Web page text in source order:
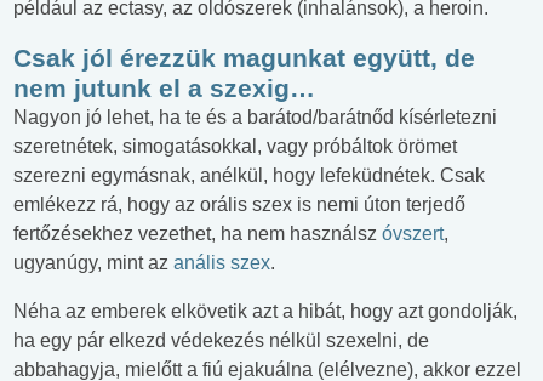
például az ectasy, az oldószerek (inhalánsok), a heroin.
Csak jól érezzük magunkat együtt, de
nem jutunk el a szexig…
Nagyon jó lehet, ha te és a barátod/barátnőd kísérletezni
szeretnétek, simogatásokkal, vagy próbáltok örömet
szerezni egymásnak, anélkül, hogy lefeküdnétek. Csak
emlékezz rá, hogy az orális szex is nemi úton terjedő
fertőzésekhez vezethet, ha nem használsz óvszert,
ugyanúgy, mint az anális szex.
Néha az emberek elkövetik azt a hibát, hogy azt gondolják,
ha egy pár elkezd védekezés nélkül szexelni, de
abbahagyja, mielőtt a fiú ejakuálna (elélvezne), akkor ezzel